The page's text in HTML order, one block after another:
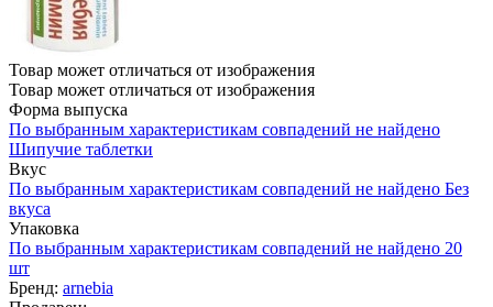
Товар может отличаться от изображения
Товар может отличаться от изображения
Форма выпуска
По выбранным характеристикам совпадений не найдено
Шипучие таблетки
Вкус
По выбранным характеристикам совпадений не найдено Без
вкуса
Упаковка
По выбранным характеристикам совпадений не найдено 20
шт
Бренд: arnebia